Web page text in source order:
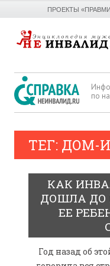
ПРОЕКТЫ
по
ТЕГ: ДОМ-
КАК
ДОШЛА ДО
ЕЕ
Год назад об